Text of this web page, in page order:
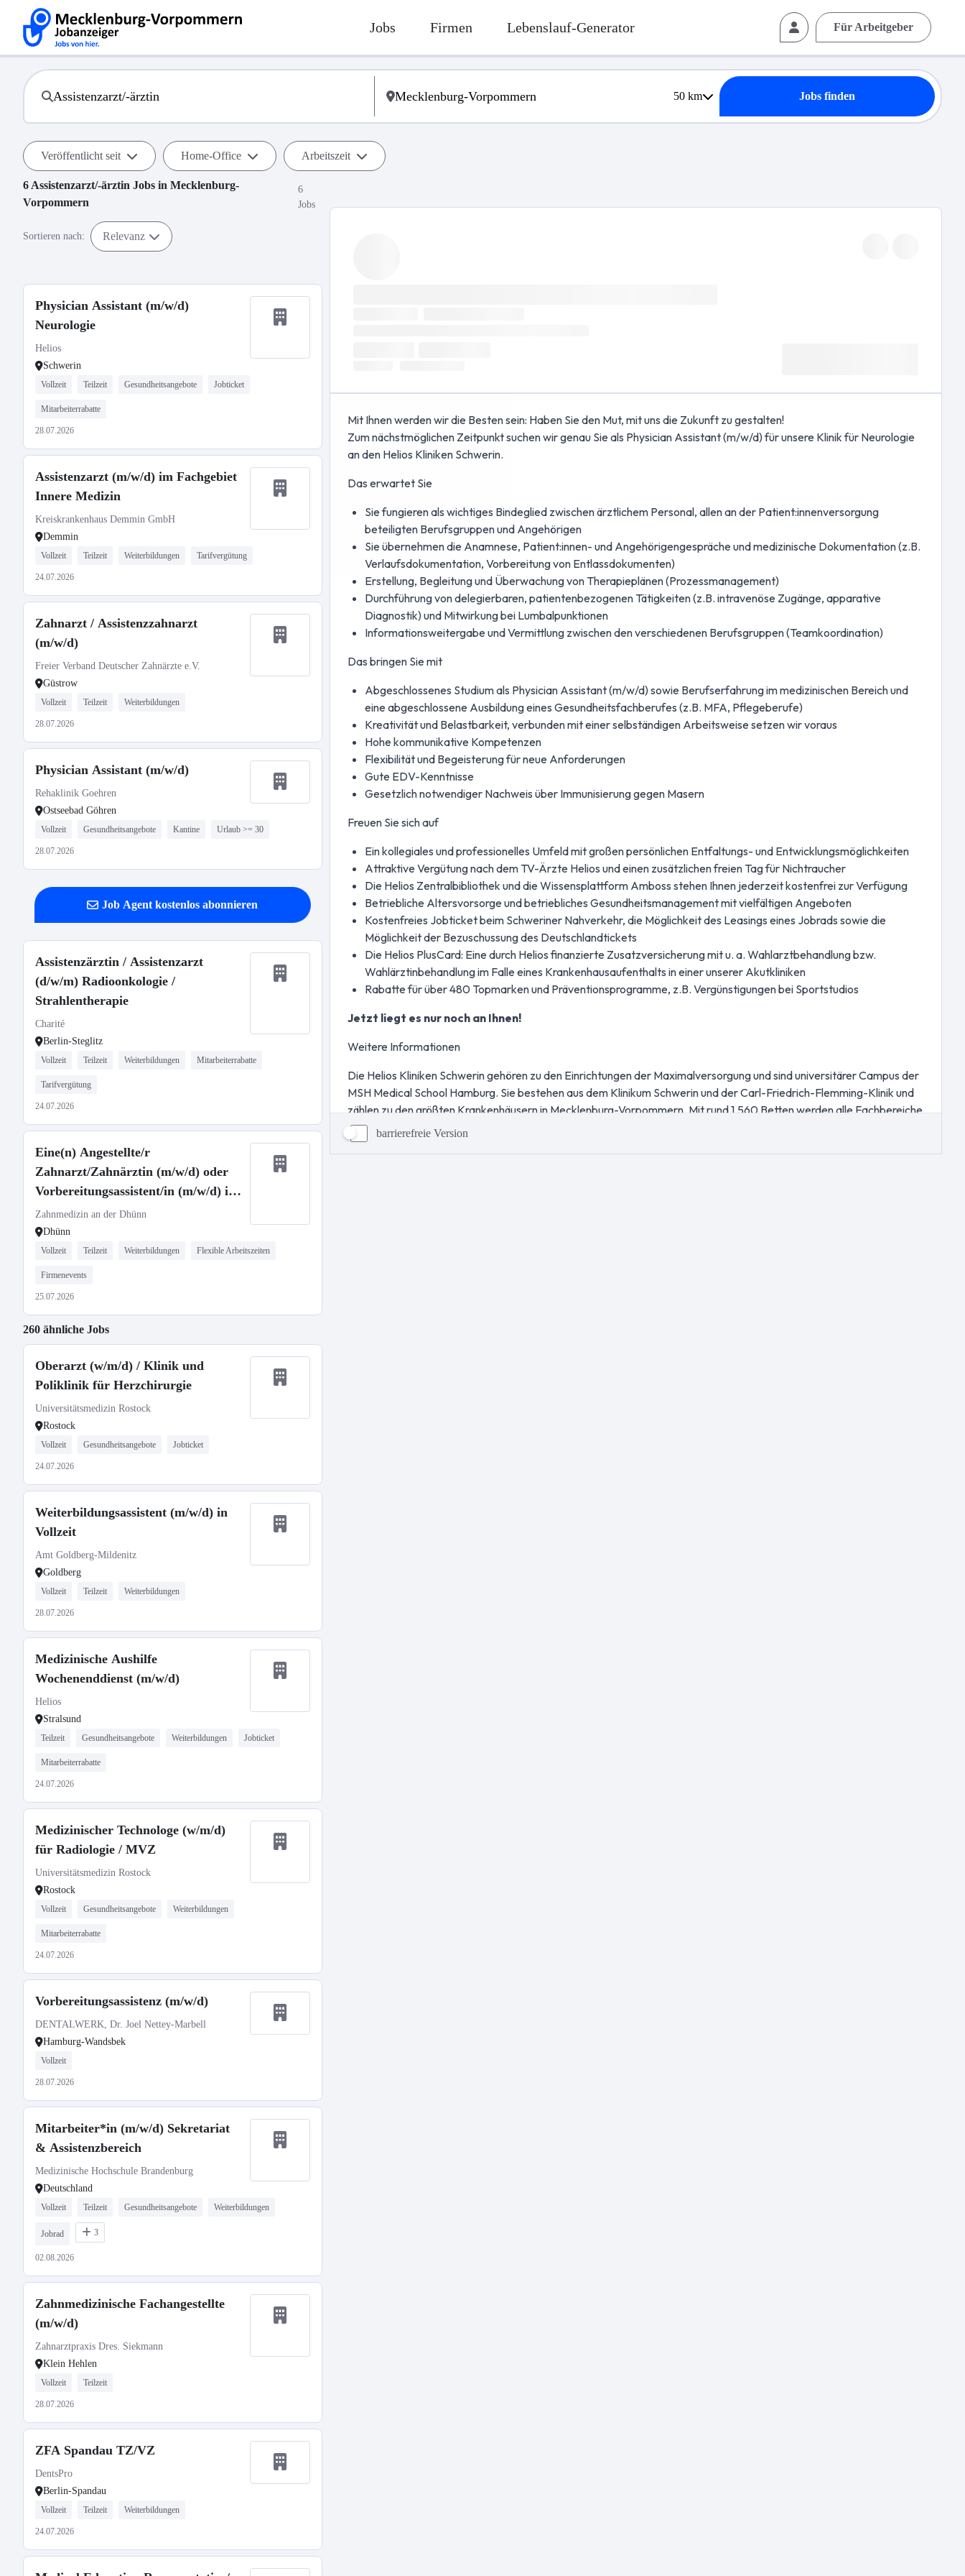
Jobs Firmen Lebenslauf-Generator Für Arbeitgeber
50km Jobs finden
Veröffentlicht seit Home-Office Arbeitszeit
6 Assistenzarzt/-ärztin Jobs in Mecklenburg-
Vorpommern
6
Jobs
Sortieren nach: Relevanz
Physician Assistant (m/w/d)
Neurologie
Helios
Schwerin
Vollzeit Teilzeit Gesundheitsangebote Jobticket
Mitarbeiterrabatte
28.07.2026
Assistenzarzt (m/w/d) im Fachgebiet
Innere Medizin
Kreiskrankenhaus Demmin GmbH
Demmin
Vollzeit Teilzeit Weiterbildungen Tarifvergütung
24.07.2026
Zahnarzt / Assistenzzahnarzt
(m/w/d)
Freier Verband Deutscher Zahnärzte e.V.
Güstrow
Vollzeit Teilzeit Weiterbildungen
28.07.2026
Physician Assistant (m/w/d)
Rehaklinik Goehren
Ostseebad Göhren
Vollzeit Gesundheitsangebote Kantine Urlaub >= 30
28.07.2026
Job Agent kostenlos abonnieren
Assistenzärztin / Assistenzarzt
(d/w/m) Radioonkologie /
Strahlentherapie
Charité
Berlin-Steglitz
Vollzeit Teilzeit Weiterbildungen Mitarbeiterrabatte
Tarifvergütung
24.07.2026
Eine(n) Angestellte/r
Zahnarzt/Zahnärztin (m/w/d) oder
Vorbereitungsassistent/in (m/w/d) in
Voll- oder Teilzeit
Zahnmedizin an der Dhünn
Dhünn
Vollzeit Teilzeit Weiterbildungen Flexible Arbeitszeiten
Firmenevents
25.07.2026
260 ähnliche Jobs
Oberarzt (w/m/d) / Klinik und
Poliklinik für Herzchirurgie
Universitätsmedizin Rostock
Rostock
Vollzeit Gesundheitsangebote Jobticket
24.07.2026
Weiterbildungsassistent (m/w/d) in
Vollzeit
Amt Goldberg-Mildenitz
Goldberg
Vollzeit Teilzeit Weiterbildungen
28.07.2026
Medizinische Aushilfe
Wochenenddienst (m/w/d)
Helios
Stralsund
Teilzeit Gesundheitsangebote Weiterbildungen Jobticket
Mitarbeiterrabatte
24.07.2026
Medizinischer Technologe (w/m/d)
für Radiologie / MVZ
Universitätsmedizin Rostock
Rostock
Vollzeit Gesundheitsangebote Weiterbildungen
Mitarbeiterrabatte
24.07.2026
Vorbereitungsassistenz (m/w/d)
DENTALWERK, Dr. Joel Nettey-Marbell
Hamburg-Wandsbek
Vollzeit
28.07.2026
Mitarbeiter*in (m/w/d) Sekretariat
& Assistenzbereich
Medizinische Hochschule Brandenburg
Deutschland
Vollzeit Teilzeit Gesundheitsangebote Weiterbildungen
Jobrad 3
02.08.2026
Zahnmedizinische Fachangestellte
(m/w/d)
Zahnarztpraxis Dres. Siekmann
Klein Hehlen
Vollzeit Teilzeit
28.07.2026
ZFA Spandau TZ/VZ
DentsPro
Berlin-Spandau
Vollzeit Teilzeit Weiterbildungen
24.07.2026
barrierefreie Version